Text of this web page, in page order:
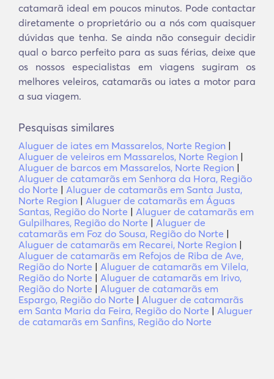
catamarã ideal em poucos minutos. Pode contactar
diretamente o proprietário ou a nós com quaisquer
dúvidas que tenha. Se ainda não conseguir decidir
qual o barco perfeito para as suas férias, deixe que
os nossos especialistas em viagens sugiram os
melhores veleiros, catamarãs ou iates a motor para
a sua viagem.
Pesquisas similares
Aluguer de iates em Massarelos, Norte Region |
Aluguer de veleiros em Massarelos, Norte Region |
Aluguer de barcos em Massarelos, Norte Region |
Aluguer de catamarãs em Senhora da Hora, Região
do Norte | Aluguer de catamarãs em Santa Justa,
Norte Region | Aluguer de catamarãs em Águas
Santas, Região do Norte | Aluguer de catamarãs em
Gulpilhares, Região do Norte | Aluguer de
catamarãs em Foz do Sousa, Região do Norte |
Aluguer de catamarãs em Recarei, Norte Region |
Aluguer de catamarãs em Refojos de Riba de Ave,
Região do Norte | Aluguer de catamarãs em Vilela,
Região do Norte | Aluguer de catamarãs em Irivo,
Região do Norte | Aluguer de catamarãs em
Espargo, Região do Norte | Aluguer de catamarãs
em Santa Maria da Feira, Região do Norte | Aluguer
de catamarãs em Sanfins, Região do Norte